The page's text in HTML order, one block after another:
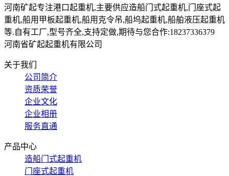
河南矿起专注港口起重机,主要供应造船门式起重机,门座式起
重机,船用甲板起重机,船用克令吊,船坞起重机,船舶液压起重机
等.自有工厂,型号齐全,支持定做,期待与您合作:18237336379
河南省矿起起重机有限公司
关于我们
公司简介
资质荣誉
企业文化
企业相册
服务直通
产品中心
造船门式起重机
门座式起重机